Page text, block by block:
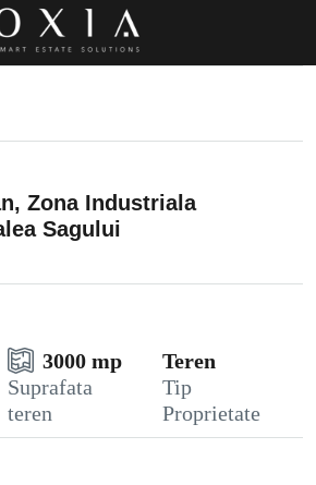
Zona Industriala
Sagului
3000 mp
Suprafata
teren
Teren
Tip
Proprietate